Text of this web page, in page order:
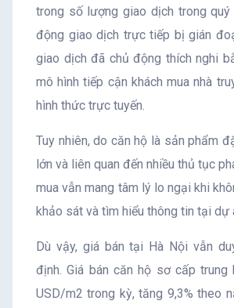
trong số lượng giao dịch trong
động giao dịch trực tiếp bị gián
giao dịch đã chủ động thích nghi
mô hình tiếp cận khách mua nhà
hình thức trực tuyến.
Tuy nhiên, do căn hộ là sản phẩm
lớn và liên quan đến nhiều thủ tục
mua vẫn mang tâm lý lo ngại khi
khảo sát và tìm hiểu thông tin tại dự
Dù vậy, giá bán tại Hà Nội vẫn
định. Giá bán căn hộ sơ cấp trung
USD/m2 trong kỳ, tăng 9,3% theo